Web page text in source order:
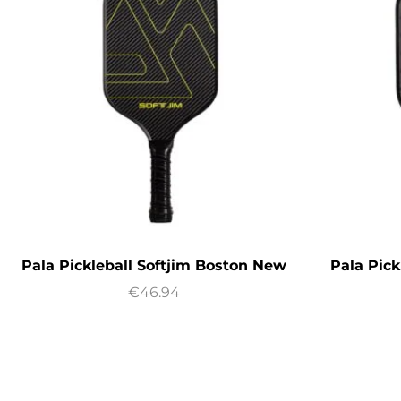
Pala Pickleball Softjim Boston New
€46.94
Pala